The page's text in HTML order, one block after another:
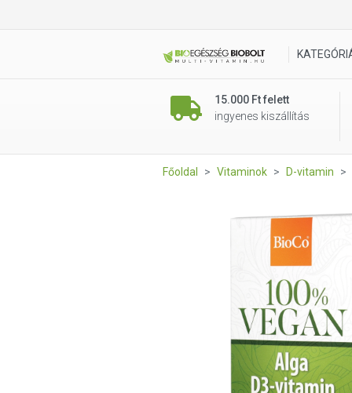
15.000 Ft felett
ingyenes kiszállítás
Főoldal Vitaminok D-vitamin